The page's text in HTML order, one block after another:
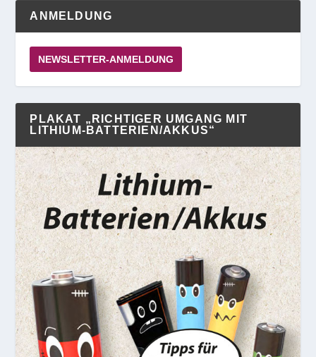
ANMELDUNG
NEWSLETTER-ANMELDUNG
PLAKAT „RICHTIGER UMGANG MIT
LITHIUM-BATTERIEN/AKKUS“